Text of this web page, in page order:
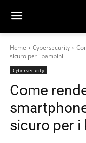
Home Cybersecurity
sicuro per i bambini
Cybersecurity
Come
sicuro per i